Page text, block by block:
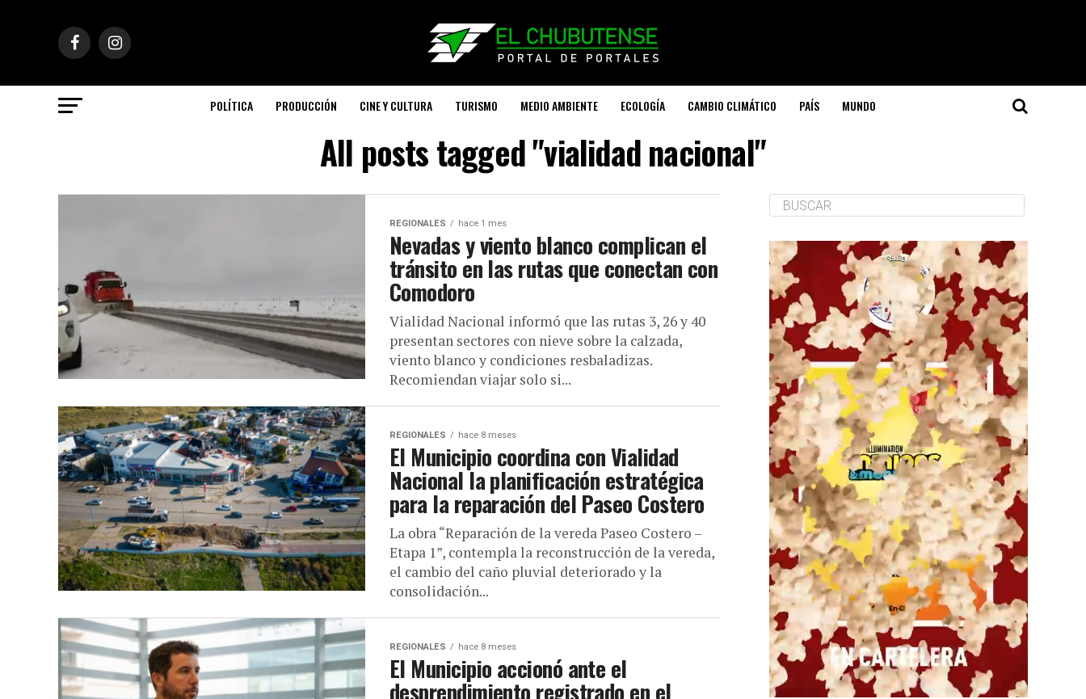
POLÍTICA PRODUCCIÓN CINE Y CULTURA TURISMO MEDIO AMBIENTE ECOLOGÍA CAMBIO CLIMÁTICO PAÍS MUNDO
All posts tagged "vialidad nacional"
REGIONALES hace 1 mes
Nevadas y viento blanco complican el
tránsito en las rutas que conectan con
Comodoro
Vialidad Nacional informó que las rutas 3, 26 y 40
presentan sectores con nieve sobre la calzada,
viento blanco y condiciones resbaladizas.
Recomiendan viajar solo si...
REGIONALES hace 8 meses
El Municipio coordina con Vialidad
Nacional la planificación estratégica
para la reparación del Paseo Costero
La obra “Reparación de la vereda Paseo Costero –
Etapa 1”, contempla la reconstrucción de la vereda,
el cambio del caño pluvial deteriorado y la
consolidación...
REGIONALES hace 8 meses
El Municipio accionó ante el
desprendimiento registrado en el